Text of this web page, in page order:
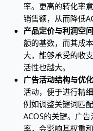
率。更高的转化率
销售额，从而降低
产品定价与利润空间
额的基数，而其成
大，能够承受的收
活性也越大。
广告活动结构与优化
活动，便于进行精
例如调整关键词匹
ACOS的关键。广
率，会影响其权重